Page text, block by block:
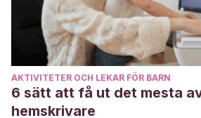
AKTIVITETER OCH LEKAR FÖR BARN
6 sätt att få ut det mesta
hemskrivare